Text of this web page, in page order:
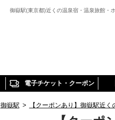
御嶽駅(東京都)近くの温泉宿・温泉旅館・
電子チケット・クーポン
御嶽駅 > 【クーポンあり】御嶽駅近